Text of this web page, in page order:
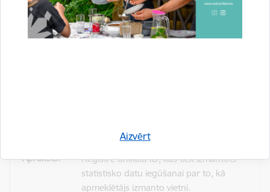
Aizvērt
pieprasījuma līmeni.
1 minūte
pakalpojumus)
Reģistrē unikālu ID, kas tiek izmantots
statistisko datu iegūšanai par to, kā
apmeklētājs izmanto vietni.